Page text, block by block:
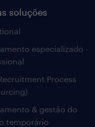
soluções
especializado -
Process
& gestão do
temporário